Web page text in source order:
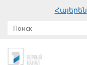
Հայերեն